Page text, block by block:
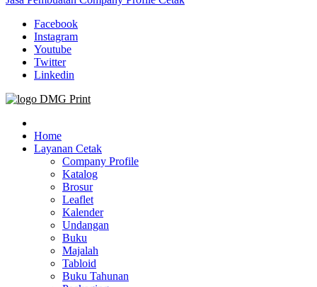
Facebook
Instagram
Youtube
Twitter
Linkedin
Jasa Cetak Online DMG Printing
Home
Layanan Cetak
Company Profile
Katalog
Brosur
Leaflet
Kalender
Undangan
Buku
Majalah
Tabloid
Buku Tahunan